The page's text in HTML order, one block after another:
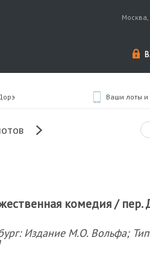
Ваши лоты и
комедия /
Издание М.О. Вольфа;